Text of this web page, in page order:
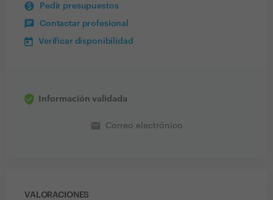
Pedir presupuestos
Contactar profesional
Verificar disponibilidad
Información validada
email Correo electrónico
VALORACIONES